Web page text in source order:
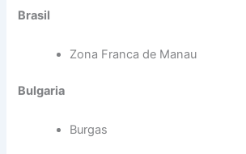
Brasil
Zona Franca de Manau
Bulgaria
Burgas